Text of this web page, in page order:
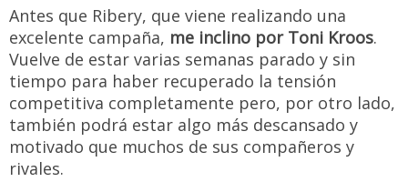
Antes que Ribery, que viene realizando una
excelente campaña, me inclino por Toni Kroos.
Vuelve de estar varias semanas parado y sin
tiempo para haber recuperado la tensión
competitiva completamente pero, por otro lado,
también podrá estar algo más descansado y
motivado que muchos de sus compañeros y
rivales.